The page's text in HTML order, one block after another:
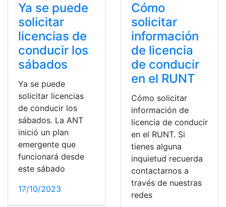
Ya se puede
solicitar
licencias de
conducir los
sábados
Ya se puede
solicitar licencias
de conducir los
sábados. La ANT
inició un plan
emergente que
funcionará desde
este sábado
17/10/2023
Cómo
solicitar
información
de licencia
de conducir
en el RUNT
Cómo solicitar
información de
licencia de conducir
en el RUNT. Si
tienes alguna
inquietud recuerda
contactarnos a
través de nuestras
redes